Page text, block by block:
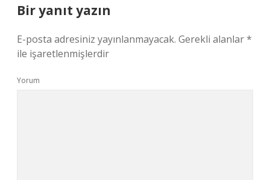
Bir yanıt yazın
E-posta adresiniz yayınlanmayacak. Gerekli alanlar*
ile işaretlenmişlerdir
Yorum